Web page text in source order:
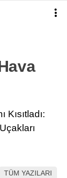
TÜM YAZILARI